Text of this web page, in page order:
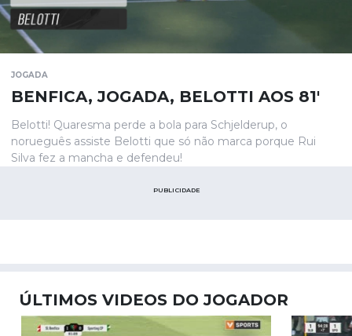
JOGADA
BENFICA, JOGADA, BELOTTI AOS 81'
Belotti! Quaresma perde a bola para Schjelderup, o
norueguês assiste Belotti que só não marca porque Rui
Silva fez a mancha e defendeu!
PUBLICIDADE
ÚLTIMOS VIDEOS DO JOGADOR